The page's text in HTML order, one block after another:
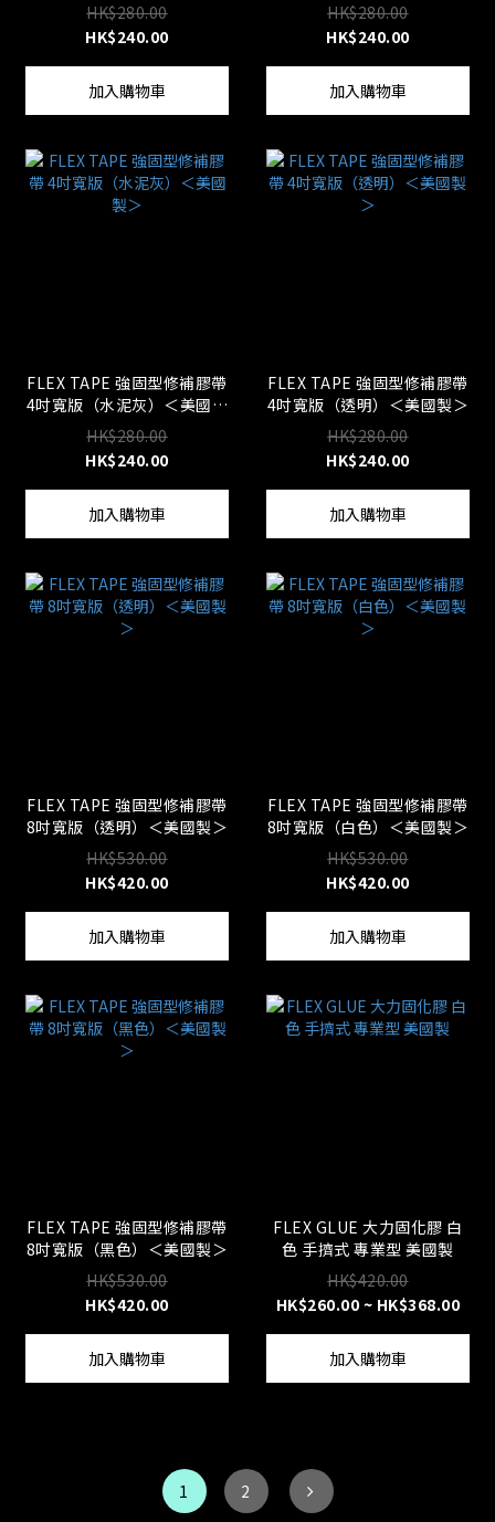
HK$280.00
HK$240.00
加入購物車
HK$280.00
HK$240.00
加入購物車
FLEX TAPE 強固型修補膠帶
4吋寬版（水泥灰）＜美國製
＞
HK$280.00
HK$240.00
加入購物車
FLEX TAPE 強固型修補膠帶
4吋寬版（透明）＜美國製＞
HK$280.00
HK$240.00
加入購物車
FLEX TAPE 強固型修補膠帶
8吋寬版（透明）＜美國製＞
HK$530.00
HK$420.00
加入購物車
FLEX TAPE 強固型修補膠帶
8吋寬版（白色）＜美國製＞
HK$530.00
HK$420.00
加入購物車
FLEX TAPE 強固型修補膠帶
8吋寬版（黑色）＜美國製＞
HK$530.00
HK$420.00
加入購物車
FLEX GLUE 大力固化膠 白
色 手擠式 專業型 美國製
HK$420.00
HK$260.00 ~ HK$368.00
加入購物車
1 2